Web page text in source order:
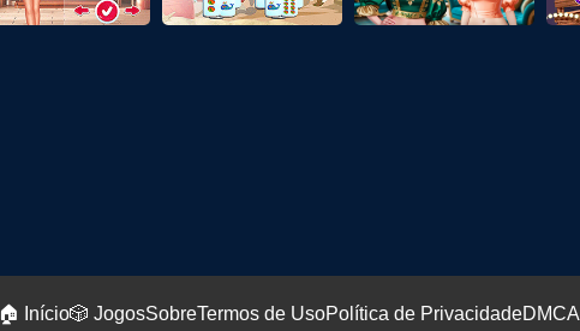
🏠 Início🎲 JogosSobreTermos de UsoPolítica de PrivacidadeDMCA